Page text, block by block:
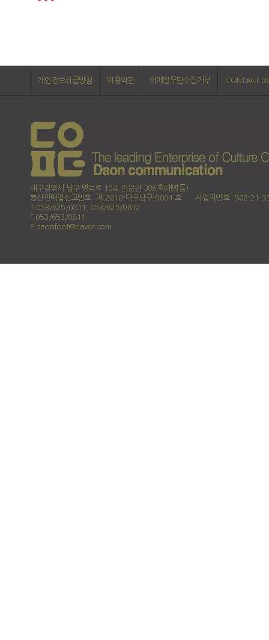
개인정보취급방침 이용약관 이메일무단수집거부 CONTACT
대구광역시 남구 명덕로 104, 전문관 306호(대명동)
통신판매업신고번호 : 제 2010-대구남구-0004 호
사업자번호 : 502-21-
T.053/625/0811, 053/625/0812
F.053/653/0811
E.daonfont@naver.com